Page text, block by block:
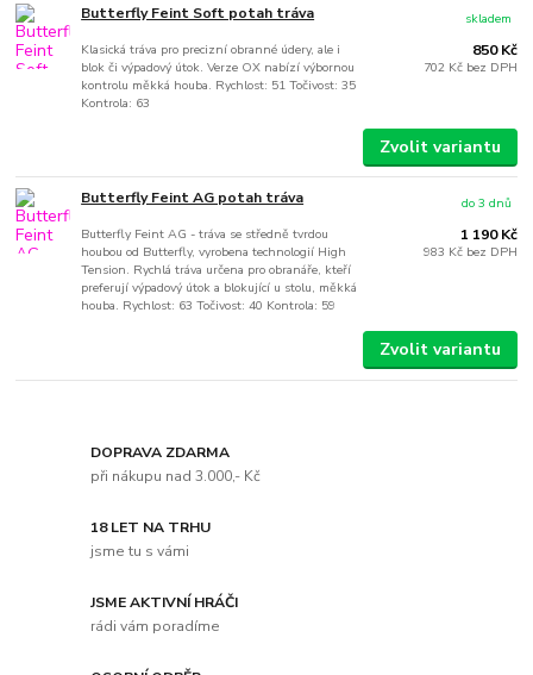
Butterfly Feint Soft potah tráva
Klasická tráva pro precizní obranné údery, ale i
blok či výpadový útok. Verze OX nabízí výbornou
kontrolu měkká houba. Rychlost: 51 Točivost: 35
Kontrola: 63
850 Kč
702 Kč bez DPH
skladem
Zvolit variantu
Butterfly Feint AG potah tráva
Butterfly Feint AG - tráva se středně tvrdou
houbou od Butterfly, vyrobena technologií High
Tension. Rychlá tráva určena pro obranáře, kteří
preferují výpadový útok a blokující u stolu, měkká
houba. Rychlost: 63 Točivost: 40 Kontrola: 59
1 190 Kč
983 Kč bez DPH
do 3 dnů
Zvolit variantu
DOPRAVA ZDARMA
při nákupu nad 3.000,- Kč
18 LET NA TRHU
jsme tu s vámi
JSME AKTIVNÍ HRÁČI
rádi vám poradíme